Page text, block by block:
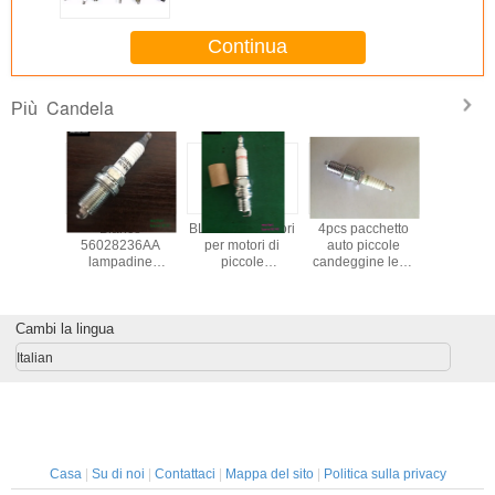
Continua
Più Candela
56028236AA
lampadine
BL15Y Pizzicatori
per motori di
piccole
4pcs pacchetto
auto piccole
candeggine lega
Cambi la lingua
Italian
Casa | Su di noi | Contattaci | Mappa del sito| Politica sulla privacy